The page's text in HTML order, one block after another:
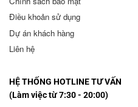
Điều khoản sử dụng
Dự án khách hàng
Liên hệ
HỆ THỐNG HOTLINE TƯ VẤN
(Làm việc từ 7:30 - 20:00)